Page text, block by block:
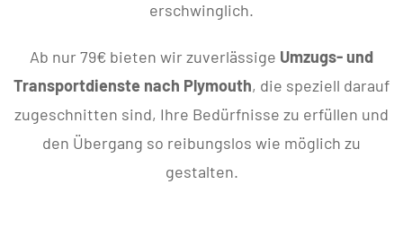
erschwinglich.
Ab nur 79€ bieten wir zuverlässige Umzugs- und
Transportdienste nach Plymouth, die speziell darauf
zugeschnitten sind, Ihre Bedürfnisse zu erfüllen und
den Übergang so reibungslos wie möglich zu
gestalten.